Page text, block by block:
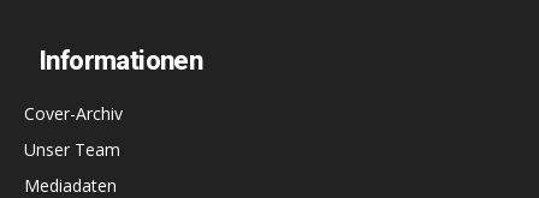
Informationen
Cover-Archiv
Unser Team
Mediadaten